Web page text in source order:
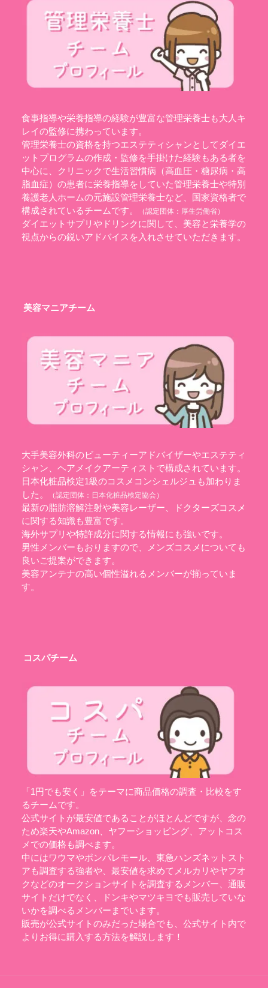
食事指導や栄養指導の経験が豊富な管理栄養士も大人キ
レイの監修に携わっています。
管理栄養士の資格を持つエステティシャンとしてダイエ
ットプログラムの作成・監修を手掛けた経験もある者を
中心に、クリニックで生活習慣病（高血圧・糖尿病・高
脂血症）の患者に栄養指導をしていた管理栄養士や特別
養護老人ホームの元施設管理栄養士など、国家資格者で
構成されているチームです。
（認定団体： 厚生労働省）
ダイエットサプリやドリンクに関して、美容と栄養学の
視点からの鋭いアドバイスを入れさせていただきます。
美容マニアチーム
大手美容外科のビューティーアドバイザーやエステティ
シャン、ヘアメイクアーティストで構成されています。
日本化粧品検定1級のコスメコンシェルジュも加わりま
した。
（認定団体： 日本化粧品検定協会）
最新の脂肪溶解注射や美容レーザー、ドクターズコスメ
に関する知識も豊富です。
海外サプリや特許成分に関する情報にも強いです。
男性メンバーもおりますので、メンズコスメについても
良いご提案ができます。
美容アンテナの高い個性溢れるメンバーが揃っていま
す。
コスパチーム
「1円でも安く」をテーマに商品価格の調査・比較をす
るチームです。
公式サイトが最安値であることがほとんどですが、念の
ため楽天やAmazon、ヤフーショッピング、アットコス
メでの価格も調べます。
中にはワウマやポンパレモール、東急ハンズネットスト
アも調査する強者や、最安値を求めてメルカリやヤフオ
クなどのオークションサイトを調査するメンバー、通販
サイトだけでなく、ドンキやマツキヨでも販売していな
いかを調べるメンバーまでいます。
販売が公式サイトのみだった場合でも、公式サイト内で
よりお得に購入する方法を解説します！